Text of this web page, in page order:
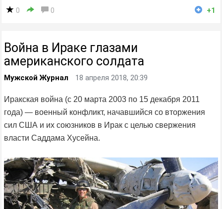
0 0 +1
Война в Ираке глазами
американского солдата
Мужской Журнал 18 апреля 2018, 20:39
Иракская война (с 20 марта 2003 по 15 декабря 2011
года) — военный конфликт, начавшийся со вторжения
сил США и их союзников в Ирак с целью свержения
власти Саддама Хусейна.